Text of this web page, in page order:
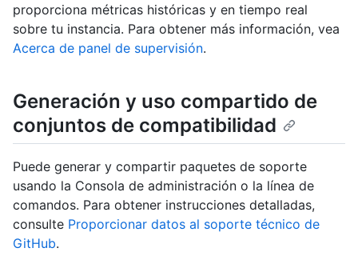
proporciona métricas históricas y en tiempo real
sobre tu instancia. Para obtener más información, vea
Acerca de panel de supervisión.
Generación y uso compartido de
conjuntos de compatibilidad
Puede generar y compartir paquetes de soporte
usando la Consola de administración o la línea de
comandos. Para obtener instrucciones detalladas,
consulte Proporcionar datos al soporte técnico de
GitHub.